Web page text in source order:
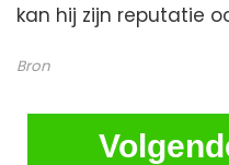
kan hij zijn reputatie
Bron